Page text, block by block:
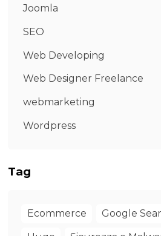
Joomla
SEO
Web Developing
Web Designer Freelance
webmarketing
Wordpress
Tag
Ecommerce Google